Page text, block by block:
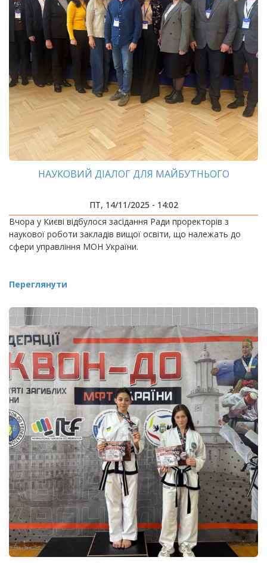
НАУКОВИЙ ДІАЛОГ ДЛЯ МАЙБУТНЬОГО
ПТ, 14/11/2025 - 14:02
Вчора у Києві відбулося засідання Ради проректорів з
наукової роботи закладів вищої освіти, що належать до
сфери управління МОН України.
Переглянути